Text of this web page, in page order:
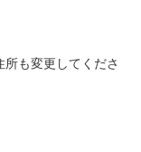
も変更してくださ